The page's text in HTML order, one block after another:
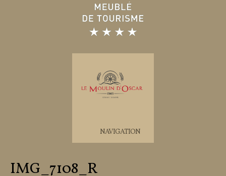
NAVIGATION
IMG_7108_R